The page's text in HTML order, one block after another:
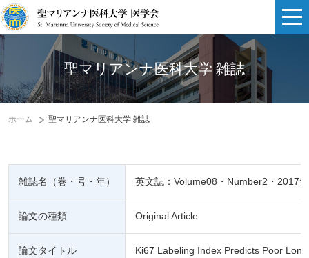
聖マリアンナ医科大学 雑誌
ホーム 聖マリアンナ医科大学 雑誌
雑誌名（巻・号・年） 英文誌：Volume08・Number2・2017年
論文の種類 Original Article
論文タイトル Ki67 Labeling Index Predicts Poor